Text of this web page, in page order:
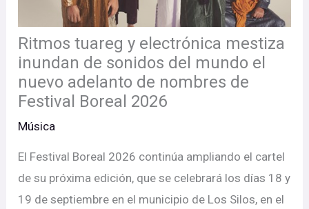
Ritmos tuareg y electrónica mestiza
inundan de sonidos del mundo el
nuevo adelanto de nombres de
Festival Boreal 2026
Música
El Festival Boreal 2026 continúa ampliando el cartel
de su próxima edición, que se celebrará los días 18 y
19 de septiembre en el municipio de Los Silos, en el